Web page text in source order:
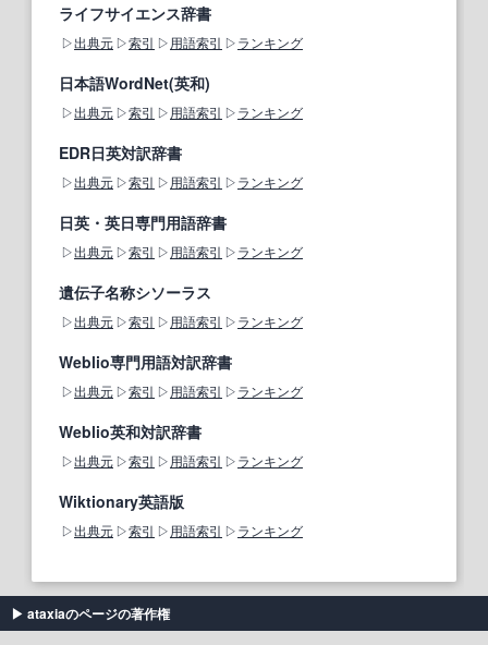
ライフサイエンス辞書
出典元 索引 用語索引 ランキング
日本語WordNet(英和)
出典元 索引 用語索引 ランキング
EDR日英対訳辞書
出典元 索引 用語索引 ランキング
日英・英日専門用語辞書
出典元 索引 用語索引 ランキング
遺伝子名称シソーラス
出典元 索引 用語索引 ランキング
Weblio専門用語対訳辞書
出典元 索引 用語索引 ランキング
Weblio英和対訳辞書
出典元 索引 用語索引 ランキング
Wiktionary英語版
出典元 索引 用語索引 ランキング
ataxiaのページの著作権